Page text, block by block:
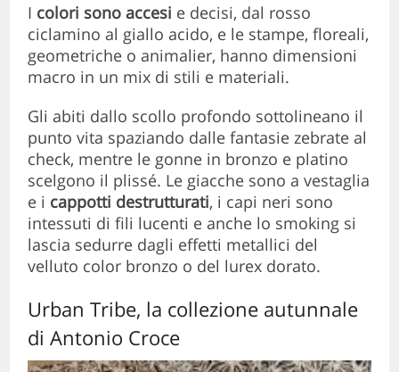
I colori sono accesi e decisi, dal rosso
ciclamino al giallo acido, e le stampe, floreali,
geometriche o animalier, hanno dimensioni
macro in un mix di stili e materiali.
Gli abiti dallo scollo profondo sottolineano il
punto vita spaziando dalle fantasie zebrate al
check, mentre le gonne in bronzo e platino
scelgono il plissé. Le giacche sono a vestaglia
e i cappotti destrutturati, i capi neri sono
intessuti di fili lucenti e anche lo smoking si
lascia sedurre dagli effetti metallici del
velluto color bronzo o del lurex dorato.
Urban Tribe, la collezione autunnale
di Antonio Croce